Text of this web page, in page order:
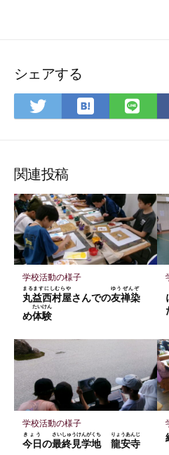
シェアする
Twitter
ェ
は
ッ
ク
マ
ー
ク
に
保
存
LINE
関連投稿
学校活動の様子
丸益西村屋
まるますにしむらや
さんでの友禅染
ゆうぜんぞ
め体験
たいけん
学校活動の様子
今日
きょう
の最終見学地
さいしゅうけんがくち
龍安寺
りょうあんじ